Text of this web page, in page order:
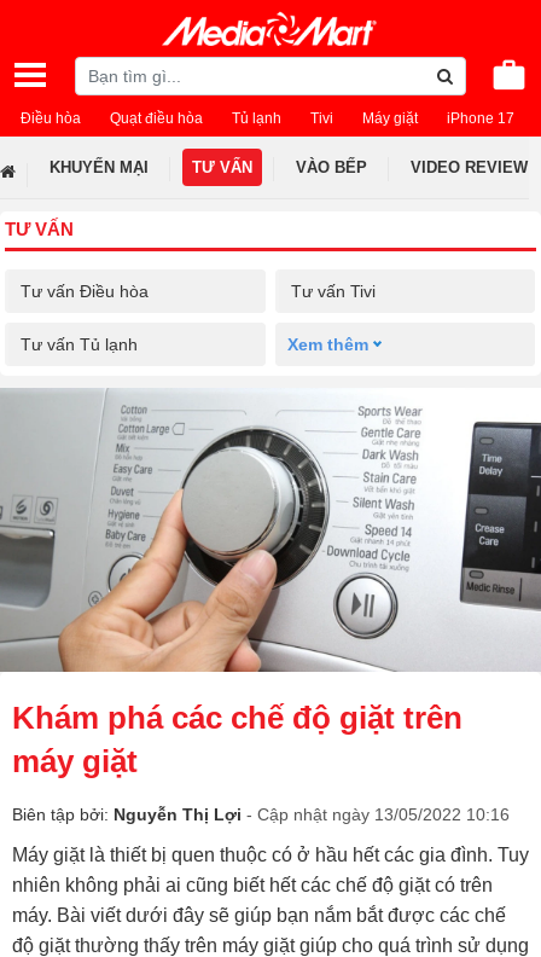
Điều hòa Quạt điều hòa Tủ lạnh Tivi Máy giặt iPhone 17
KHUYẾN MẠI TƯ VẤN VÀO BẾP VIDEO REVIEW
TƯ VẤN
Tư vấn Điều hòa Tư vấn Tivi
Tư vấn Tủ lạnh Xem thêm
Khám phá các chế độ giặt trên
máy giặt
Biên tập bởi: Nguyễn Thị Lợi - Cập nhật ngày 13/05/2022 10:16
Máy giặt là thiết bị quen thuộc có ở hầu hết các gia đình. Tuy
nhiên không phải ai cũng biết hết các chế độ giặt có trên
máy. Bài viết dưới đây sẽ giúp bạn nắm bắt được các chế
độ giặt thường thấy trên máy giặt giúp cho quá trình sử dụng